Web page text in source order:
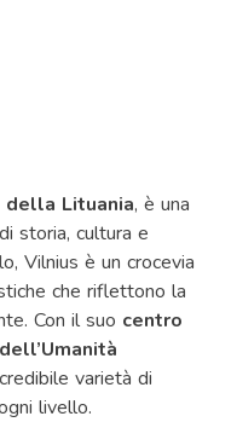
Lituania, è una
storia, cultura e
Vilnius è un crocevia
che riflettono la
Con il suo centro
varietà di
livello.